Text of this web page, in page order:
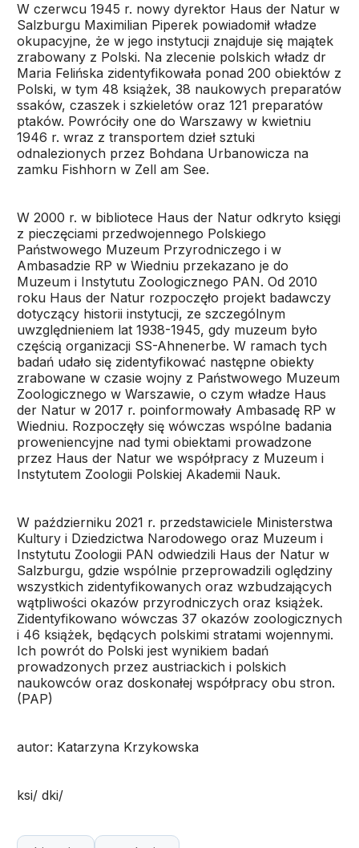
W czerwcu 1945 r. nowy dyrektor Haus der Natur w
Salzburgu Maximilian Piperek powiadomił władze
okupacyjne, że w jego instytucji znajduje się majątek
zrabowany z Polski. Na zlecenie polskich władz dr
Maria Felińska zidentyfikowała ponad 200 obiektów z
Polski, w tym 48 książek, 38 naukowych preparatów
ssaków, czaszek i szkieletów oraz 121 preparatów
ptaków. Powróciły one do Warszawy w kwietniu
1946 r. wraz z transportem dzieł sztuki
odnalezionych przez Bohdana Urbanowicza na
zamku Fishhorn w Zell am See.
W 2000 r. w bibliotece Haus der Natur odkryto księgi
z pieczęciami przedwojennego Polskiego
Państwowego Muzeum Przyrodniczego i w
Ambasadzie RP w Wiedniu przekazano je do
Muzeum i Instytutu Zoologicznego PAN. Od 2010
roku Haus der Natur rozpoczęło projekt badawczy
dotyczący historii instytucji, ze szczególnym
uwzględnieniem lat 1938-1945, gdy muzeum było
częścią organizacji SS-Ahnenerbe. W ramach tych
badań udało się zidentyfikować następne obiekty
zrabowane w czasie wojny z Państwowego Muzeum
Zoologicznego w Warszawie, o czym władze Haus
der Natur w 2017 r. poinformowały Ambasadę RP w
Wiedniu. Rozpoczęły się wówczas wspólne badania
proweniencyjne nad tymi obiektami prowadzone
przez Haus der Natur we współpracy z Muzeum i
Instytutem Zoologii Polskiej Akademii Nauk.
W październiku 2021 r. przedstawiciele Ministerstwa
Kultury i Dziedzictwa Narodowego oraz Muzeum i
Instytutu Zoologii PAN odwiedzili Haus der Natur w
Salzburgu, gdzie wspólnie przeprowadzili oględziny
wszystkich zidentyfikowanych oraz wzbudzających
wątpliwości okazów przyrodniczych oraz książek.
Zidentyfikowano wówczas 37 okazów zoologicznych
i 46 książek, będących polskimi stratami wojennymi.
Ich powrót do Polski jest wynikiem badań
prowadzonych przez austriackich i polskich
naukowców oraz doskonałej współpracy obu stron.
(PAP)
autor: Katarzyna Krzykowska
ksi/ dki/